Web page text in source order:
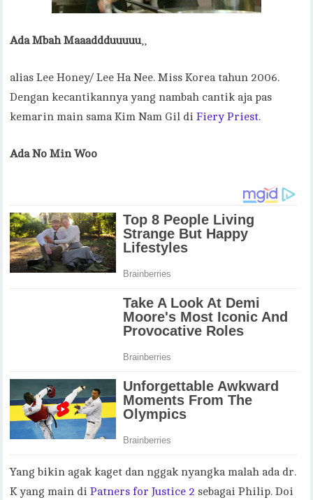
Ada Mbah Maaaddduuuuu,,
alias Lee Honey/ Lee Ha Nee. Miss Korea tahun 2006.
Dengan kecantikannya yang nambah cantik aja pas
kemarin main sama Kim Nam Gil diFiery Priest.
Ada No Min Woo
Yang bikin agak kaget dan nggak nyangka malah ada dr.
K yang main diPatners for Justice 2 sebagai Philip. Doi